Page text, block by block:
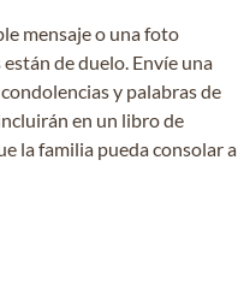
mensaje o una foto
de duelo. Envíe una
y palabras de
en un libro de
la familia pueda consolar a